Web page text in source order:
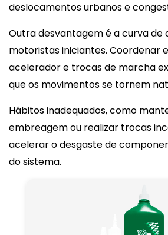
deslocamentos urbanos e
Outra desvantagem é a curva de
motoristas iniciantes. Coordenar
acelerador e trocas de marcha
que os movimentos se tornem
Hábitos inadequados, como
embreagem ou realizar trocas
acelerar o desgaste de
do sistema.